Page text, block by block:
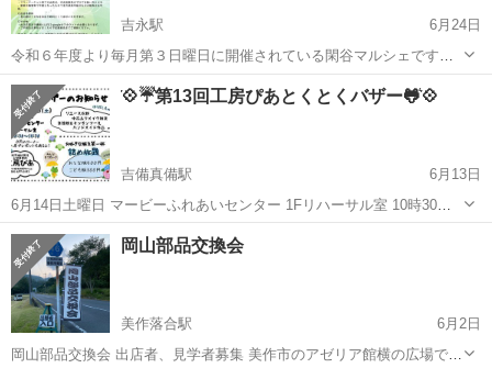
吉永駅
6月24日
令和６年度より毎月第３日曜日に開催されている閑谷マルシェです
が、次回７月２０日に行われる第１６回閑谷マルシェにおいてフリー
マーケットスペースを設けて出店者を募集する事になりました！ 歴史
ある閑谷で行われるマルシェの中で、あ...
岡山 備前市 吉永駅 フリーマーケット マルシェ
͛💠☔͛第13回工房ぴあとくとくバザー🐸͛💠
吉備真備駅
6月13日
6月14日土曜日 マービーふれあいセンター 1Fリハーサル室 10時30
分〜14時30分 とくとくバザーを開催します🎶 大人レディース服、メ
ンズ服、子供服、雑貨など、オトクな価格で出品します🛒 ‼️服の山積
み詰め放題あり...
岡山 倉敷市 吉備真備駅
岡山部品交換会
美作落合駅
6月2日
岡山部品交換会 出店者、見学者募集 美作市のアゼリア館横の広場で開